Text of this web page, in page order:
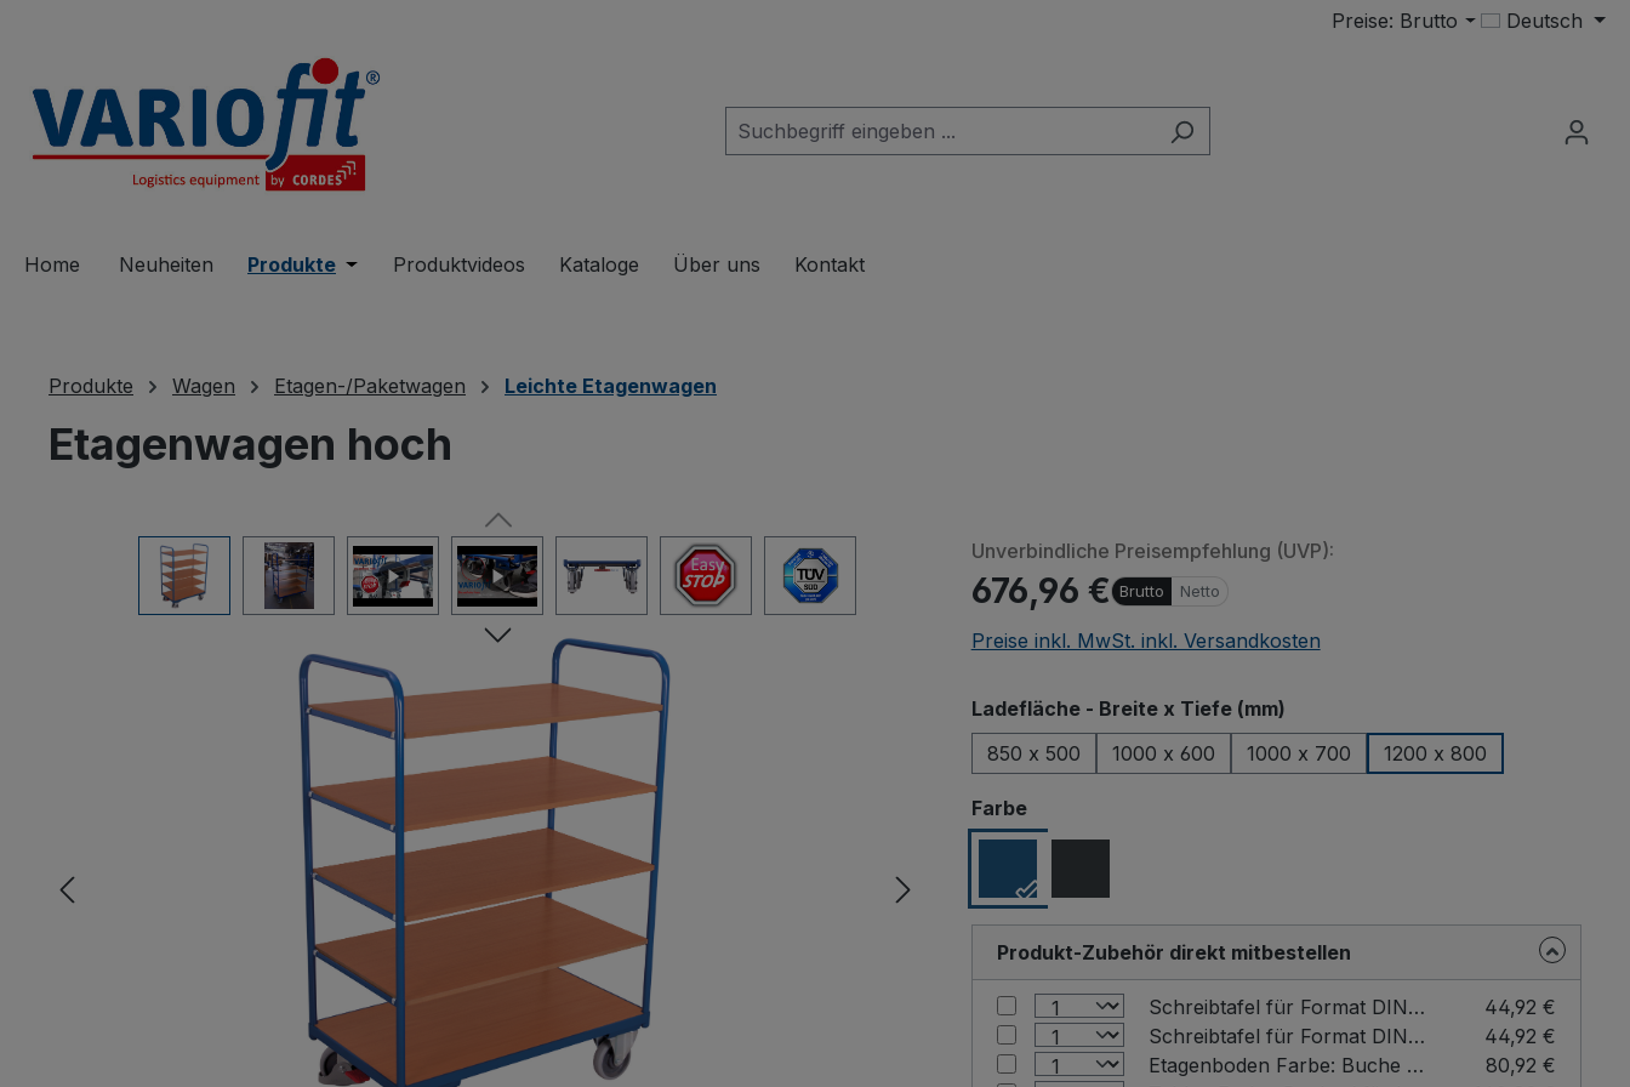
Preise: Brutto Deutsch
Home Neuheiten Produkte Öffne oder Schließe das Dropdown der Kategorie Produkte
Produktvideos Kataloge Über uns Kontakt
Produkte Wagen Etagen-/Paketwagen Leichte Etagenwagen
Etagenwagen hoch
Bildergalerie überspringen Unverbindliche Preisempfehlung (UVP):
676,96 € Brutto Netto
Preise inkl. MwSt. inkl. Versandkosten
Ladefläche - Breite x Tiefe (mm)auswählen
850 x 500
1000 x 600 1000 x 700 1200 x 800
Farbeauswählen
Produkt-Zubehör direkt mitbestellen
Schreibtafel für Format DIN A4 Farbe: Buche / Format: DIN A4 hoch
44,92 €
Schreibtafel für Format DIN A4 Farbe: Buche / Format: DIN A4 quer
44,92 €
Etagenboden Farbe: Buche / für Ladefläche - Breite x Tiefe (mm): 1200 x 800
80,92 €